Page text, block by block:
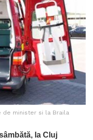
de minister si la Braila
la Cluj